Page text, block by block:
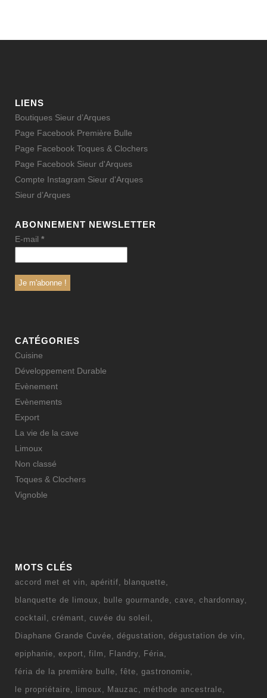
LIENS
Boutiques Sieur d’Arques
Page Facebook Première Bulle
Page Facebook Toques & Clochers
Page Facebook Sieur d'Arques
Compte Instagram Sieur d'Arques
Sieur d’Arques
ABONNEMENT NEWSLETTER
E-mail *
CATÉGORIES
Cuisine
Développement Durable
Evènement
Evènements
Export
La vie de la cave
Limoux
Non classé
Toques & Clochers
Vignoble
MOTS CLÉS
accord met et vin apéritif
blanquette
blanquette de limoux
bulle gourmande cave
chardonnay
cocktail
crémant
cuvée du soleil
Diaphane Grande Cuvée
dégustation
dégustation de vin
epiphanie
export film Flandry
Féria
féria de la première bulle
fête
gastronomie
le propriétaire
limoux Mauzac méthode ancestrale